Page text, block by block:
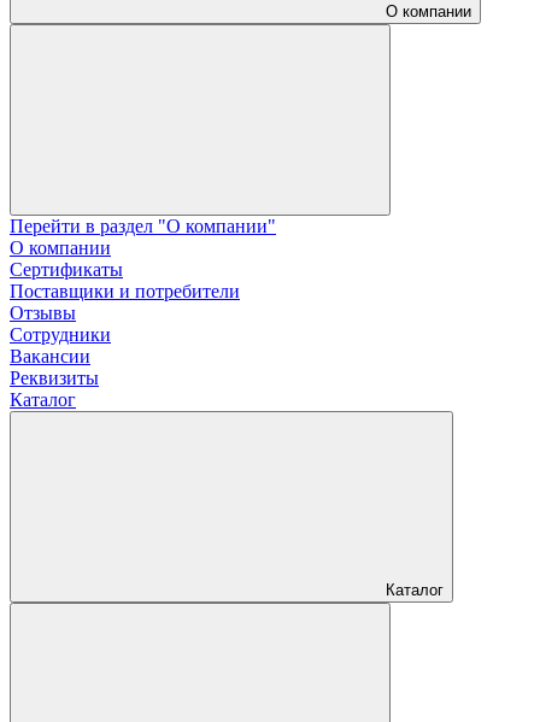
О компании
Перейти в раздел "О компании"
О компании
Сертификаты
Поставщики и потребители
Отзывы
Сотрудники
Вакансии
Реквизиты
Каталог
Каталог